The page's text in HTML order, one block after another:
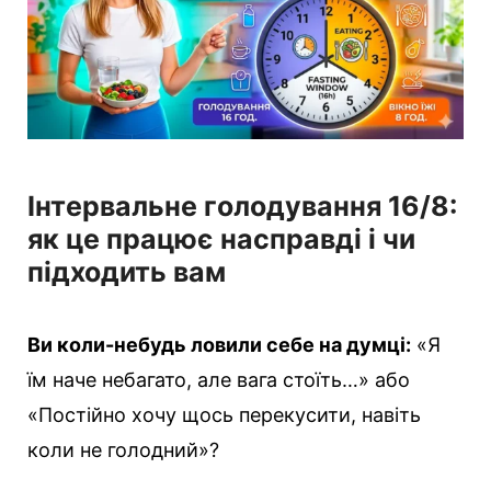
Інтервальне голодування 16/8:
як це працює насправді і чи
підходить вам
Ви коли-небудь ловили себе на думці: «Я
їм наче небагато, але вага стоїть…» або
«Постійно хочу щось перекусити, навіть
коли не голодний»?